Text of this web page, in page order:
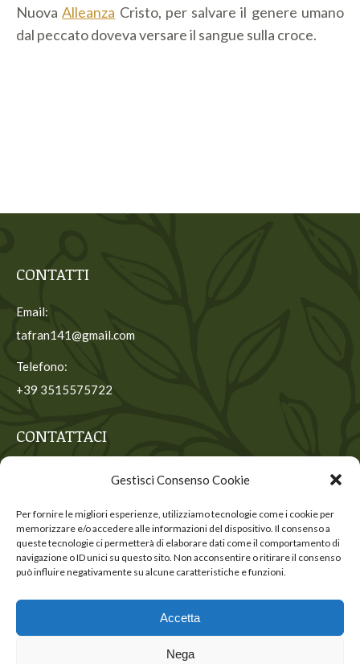
Gestisci Consenso Cookie
Per fornire le migliori esperienze, utilizziamo tecnologie come i cookie per
memorizzare e/o accedere alle informazioni del dispositivo. Il consenso a
queste tecnologie ci permetterà di elaborare dati come il comportamento di
navigazione o ID unici su questo sito. Non acconsentire o ritirare il consenso
può influire negativamente su alcune caratteristiche e funzioni.
Accetta
Nega
NuovaAlleanza Cristo, per salvare il genere umano
dal peccato doveva versare il sangue sulla croce.
CONTATTI
Email:
tafran141@gmail.com
Telefono:
+39 3515575722
CONTATTACI
Contattaci per ricevere maggiori informazioni
E-mail *
INVIA